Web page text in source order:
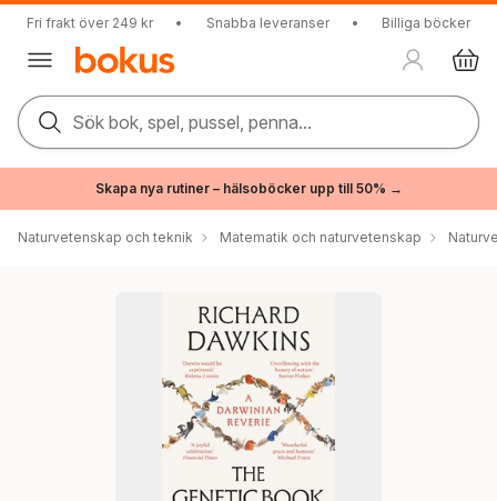
Fri frakt över 249 kr • Snabba leveranser • Billiga böcker
Sök bok, spel, pussel, penna...
Skapa nya rutiner – hälsoböcker upp till 50% →
Naturvetenskap och teknik Matematik och naturvetenskap